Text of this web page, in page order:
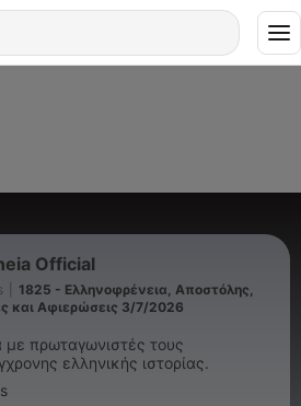
Official
1825 - Ελληνοφρένεια, Αποστόλης,
και Αφιερώσεις 3/7/2026
με πρωταγωνιστές τους
ελληνικής ιστορίας.